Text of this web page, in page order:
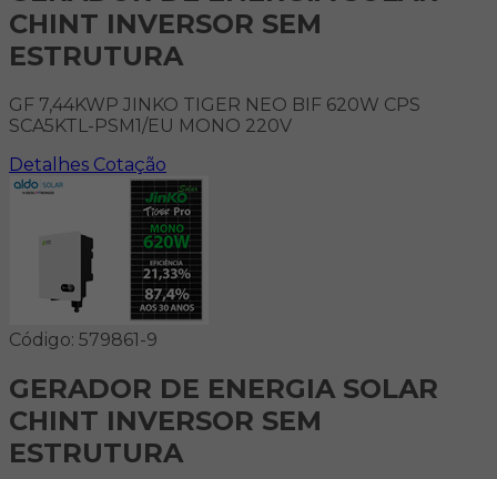
CHINT INVERSOR SEM
ESTRUTURA
GF 7,44KWP JINKO TIGER NEO BIF 620W CPS
SCA5KTL-PSM1/EU MONO 220V
Detalhes Cotação
Código: 579861-9
GERADOR DE ENERGIA SOLAR
CHINT INVERSOR SEM
ESTRUTURA